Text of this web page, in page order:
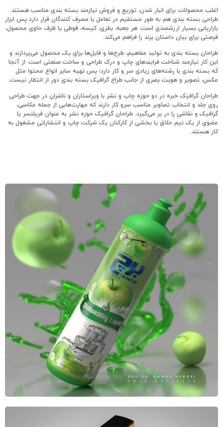
اغلب محصولات برای انبار شدن، توزیع و فروش نیازمند بسته بندی مناسب هستند.
طراحی بسته بندی هم به طور مستقیم در تعامل با مصرف کنندگان قرار دارد پس ابزار
بازاریابی بسیار ارزشمندی است. هر جعبه، بطری، کیسه، قوطی یا ظرف حاوی محصول،
فرصتی برای بیان داستان برند را فراهم می‌کند.
طراحان بسته بندی به تولید مفاهیم، طرح‌ها و فایل‌ها برای یک محصول می‌پردازند و
این کار نیازمند شناخت فرایندهای چاپ و درک طراحی و ساخت صنعتی است. از آنجا
که بسته بندی با رشته‌های زیادی سر و کار دارد؛ پس تهیه سایر انواع محتوا مثل
عکس، تصویر و هویت بصری از جانب طراح گرافیک بسته بندی دور از انتظار نیست.
طراحان گرافیک خبره در دو حوزه چاپ و نشر با ویراستاران و ناشران در جهت طراحی
روی جلد و انتخاب تصاویر مناسب سرو کار دارند که مهارت‌هایی از جمله عکاسی،
گرافیک و نقاشی را در بر می‌گیرد. طراحان گرافیک حوزه نشر به عنوان فریلنسر یا
عضوی از یک تیم خلاق یا بخشی از کارکنان یک شرکت چاپ و انتشاراتی مشغول به
کار هستند.